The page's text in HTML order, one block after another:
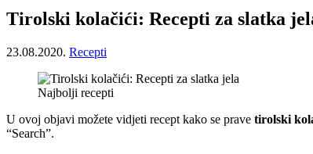
Tirolski kolačići: Recepti za slatka
23.08.2020. Recepti
Najbolji recepti
U ovoj objavi možete vidjeti recept kako se prave tirolski
“Search”.